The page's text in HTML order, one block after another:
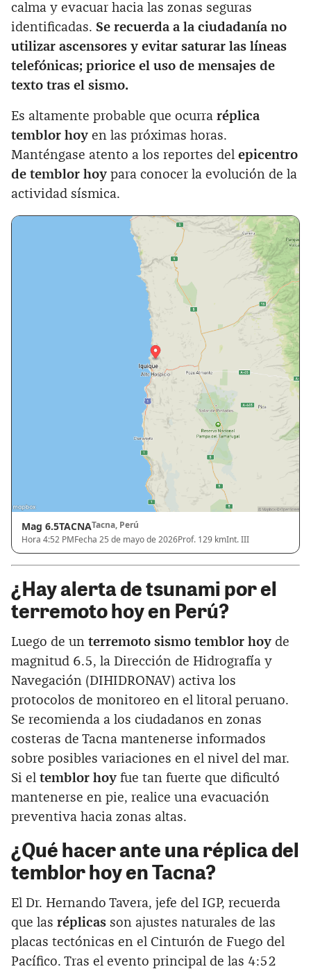
calma y evacuar hacia las zonas seguras
identificadas. Se recuerda a la ciudadanía no
utilizar ascensores y evitar saturar las líneas
telefónicas; priorice el uso de mensajes de
texto tras el sismo.
Es altamente probable que ocurra réplica
temblor hoy en las próximas horas.
Manténgase atento a los reportes del epicentro
de temblor hoy para conocer la evolución de la
actividad sísmica.
Mag 6.5TACNATacna, Perú
Hora 4:52 PMFecha 25 de mayo de 2026Prof. 129 kmInt. III
¿Hay alerta de tsunami por el
terremoto hoy en Perú?
Luego de un terremoto sismo temblor hoy de
magnitud 6.5, la Dirección de Hidrografía y
Navegación (DIHIDRONAV) activa los
protocolos de monitoreo en el litoral peruano.
Se recomienda a los ciudadanos en zonas
costeras de Tacna mantenerse informados
sobre posibles variaciones en el nivel del mar.
Si el temblor hoy fue tan fuerte que dificultó
mantenerse en pie, realice una evacuación
preventiva hacia zonas altas.
¿Qué hacer ante una réplica del
temblor hoy en Tacna?
El Dr. Hernando Tavera, jefe del IGP, recuerda
que las réplicas son ajustes naturales de las
placas tectónicas en el Cinturón de Fuego del
Pacífico. Tras el evento principal de las 4:52